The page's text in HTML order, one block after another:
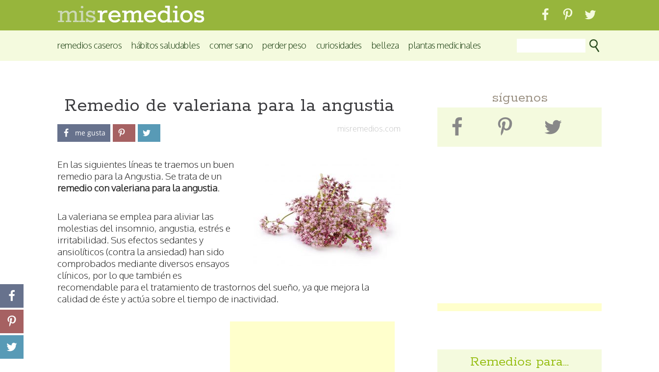
remedios caseros hábitos saludables comer sano perder peso curiosidades belleza plantas medicinales
Remedio de valeriana para la angustia
misremedios.com
me gusta
En las siguientes líneas te traemos un buen
remedio para la Angustia. Se trata de un
remedio con valeriana para la angustia.
La valeriana se emplea para aliviar las
molestias del insomnio, angustia, estrés e
irritabilidad. Sus efectos sedantes y
ansiolíticos (contra la ansiedad) han sido
comprobados mediante diversos ensayos
clínicos, por lo que también es
recomendable para el tratamiento de trastornos del sueño, ya que mejora la
calidad de éste y actúa sobre el tiempo de inactividad.
síguenos
Remedios para…